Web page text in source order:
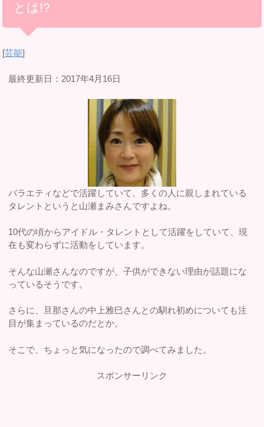
とは!?
[芸能]
最終更新日：2017年4月16日
バラエティなどで活躍していて、多くの人に親しまれている
タレントというと山瀬まみさんですよね。
10代の頃からアイドル・タレントとして活躍をしていて、現
在も変わらずに活動をしています。
そんな山瀬さんなのですが、子供ができない理由が話題にな
っているそうです。
さらに、旦那さんの中上雅巳さんとの馴れ初めについても注
目が集まっているのだとか。
そこで、ちょっと気になったので調べてみました。
スポンサーリンク